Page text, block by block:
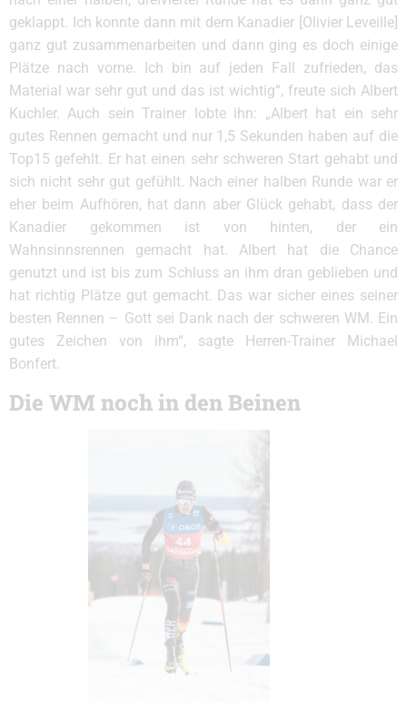
geklappt. Ich konnte dann mit dem Kanadier [Olivier Leveille]
ganz gut zusammenarbeiten und dann ging es doch einige
Plätze nach vorne. Ich bin auf jeden Fall zufrieden, das
Material war sehr gut und das ist wichtig“, freute sich Albert
Kuchler. Auch sein Trainer lobte ihn: „Albert hat ein sehr
gutes Rennen gemacht und nur 1,5 Sekunden haben auf die
Top15 gefehlt. Er hat einen sehr schweren Start gehabt und
sich nicht sehr gut gefühlt. Nach einer halben Runde war er
eher beim Aufhören, hat dann aber Glück gehabt, dass der
Kanadier gekommen ist von hinten, der ein
Wahnsinnsrennen gemacht hat. Albert hat die Chance
genutzt und ist bis zum Schluss an ihm dran geblieben und
hat richtig Plätze gut gemacht. Das war sicher eines seiner
besten Rennen – Gott sei Dank nach der schweren WM. Ein
gutes Zeichen von ihm“, sagte Herren-Trainer Michael
Bonfert.
Die WM noch in den Beinen